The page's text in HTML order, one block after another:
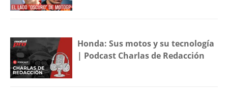
Honda: Sus motos y su tecnología
| Podcast Charlas de Redacción